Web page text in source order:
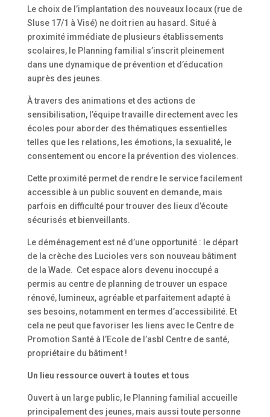
Le choix de l’implantation des nouveaux locaux (rue de
Sluse 17/1 à Visé) ne doit rien au hasard. Situé à
proximité immédiate de plusieurs établissements
scolaires, le Planning familial s’inscrit pleinement
dans une dynamique de prévention et d’éducation
auprès des jeunes.
À travers des animations et des actions de
sensibilisation, l’équipe travaille directement avec les
écoles pour aborder des thématiques essentielles
telles que les relations, les émotions, la sexualité, le
consentement ou encore la prévention des violences.
Cette proximité permet de rendre le service facilement
accessible à un public souvent en demande, mais
parfois en difficulté pour trouver des lieux d’écoute
sécurisés et bienveillants.
Le déménagement est né d’une opportunité : le départ
de la crèche des Lucioles vers son nouveau bâtiment
de la Wade. Cet espace alors devenu inoccupé a
permis au centre de planning de trouver un espace
rénové, lumineux, agréable et parfaitement adapté à
ses besoins, notamment en termes d’accessibilité. Et
cela ne peut que favoriser les liens avec le Centre de
Promotion Santé à l’Ecole de l’asbl Centre de santé,
propriétaire du bâtiment !
Un lieu ressource ouvert à toutes et tous
Ouvert à un large public, le Planning familial accueille
principalement des jeunes, mais aussi toute personne